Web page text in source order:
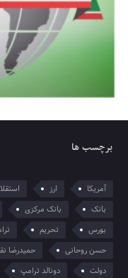
برچسب ها
آمریکا ارز
بانک
بانک مرکزی
بورس
تحریم
حسن روحانی
حمیدرضا
دولت
دونالد ترامپ